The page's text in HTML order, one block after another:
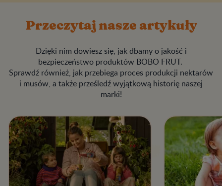
Przeczytaj nasze artykuły
Dzięki nim dowiesz się, jak dbamy o jakość i
bezpieczeństwo produktów BOBO FRUT.
Sprawdź również, jak przebiega proces produkcji nektarów
i musów, a także prześledź wyjątkową historię naszej
marki!